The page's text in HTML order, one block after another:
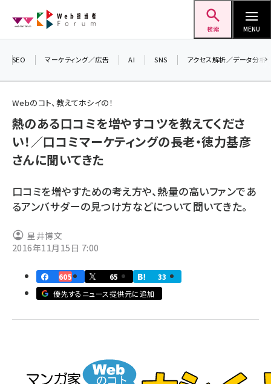
ン
検索 MENU
seo (3524)
ai (2804)
note (2312)
z世代 (1622)
meo (1275)
llmo (1163)
SEO マーケティング／広告 AI SNS アクセス解析／データ分析
Webのコト、教えてホシイの！
熱のある口コミを増やすコツを教えてくださ
い！／口コミマーケティングの長老・徳力基彦
さんに聞いてきた
口コミを増やすための考え方や、熱量の高いファンであ
るアンバサダーの見つけ方などについて聞いてきた。
星井博文
2016年11月15日 7:00
605 65
33
優先するニュース提供元に追加
＼